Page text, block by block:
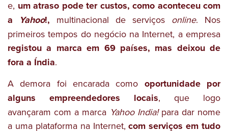
e, um atraso pode ter custos, como aconteceu com
a
Yahoo!, multinacional de serviços online. Nos
primeiros tempos do negócio na Internet, a empresa
registou a marca em 69 países, mas deixou de
fora a Índia.
A demora foi encarada como oportunidade por
alguns empreendedores locais, que logo
avançaram com a marca Yahoo India!para dar nome
a uma plataforma na Internet,com serviços em tudo